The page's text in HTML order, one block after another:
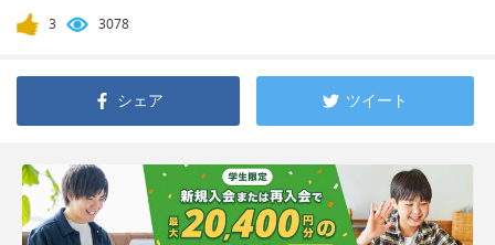
3 3078
シェア ツイート